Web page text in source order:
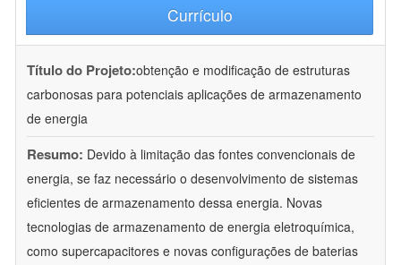
Currículo
Título do Projeto:obtenção e modificação de estruturas
carbonosas para potenciais aplicações de armazenamento
de energia
Resumo: Devido à limitação das fontes convencionais de
energia, se faz necessário o desenvolvimento de sistemas
eficientes de armazenamento dessa energia. Novas
tecnologias de armazenamento de energia eletroquímica,
como supercapacitores e novas configurações de baterias